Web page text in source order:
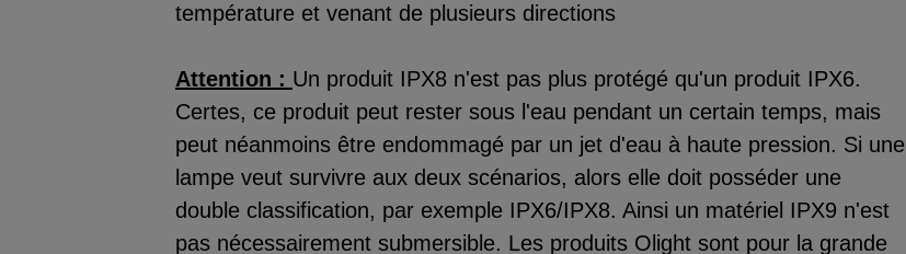
température et venant de plusieurs directions
Attention : Un produit IPX8 n'est pas plus protégé qu'un produit IPX6.
Certes, ce produit peut rester sous l'eau pendant un certain temps, mais
peut néanmoins être endommagé par un jet d'eau à haute pression. Si une
lampe veut survivre aux deux scénarios, alors elle doit posséder une
double classification, par exemple IPX6/IPX8. Ainsi un matériel IPX9 n'est
pas nécessairement submersible. Les produits Olight sont pour la grande